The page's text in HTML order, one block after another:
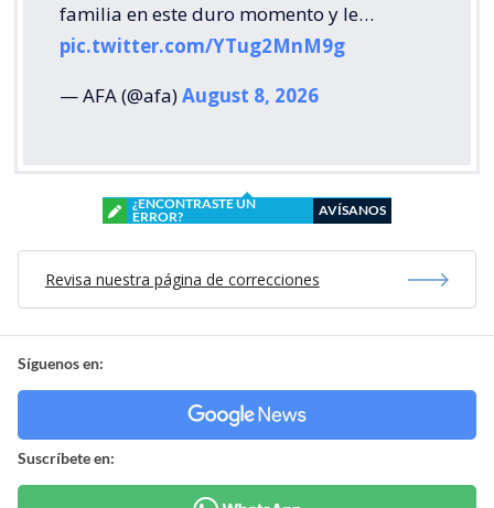
familia en este duro momento y le…
pic.twitter.com/YTug2MnM9g
— AFA (@afa)August 8, 2026
¿ENCONTRASTE UN
ERROR?
AVÍSANOS
Revisa nuestra página de correcciones
Síguenos en:
Suscríbete en: